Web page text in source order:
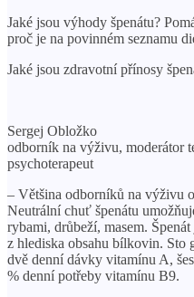
Jaké jsou výhody špenátu?
proč je na povinném seznamu
Jaké jsou zdravotní přínosy
Sergej Obložko
odborník na výživu, moderátor
psychoterapeut
– Většina odborníků na výživu
Neutrální chuť špenátu
rybami, drůbeží, masem.
z hlediska obsahu bílkovin. Sto
dvě denní dávky vitamínu A,
% denní potřeby vitamínu B9.